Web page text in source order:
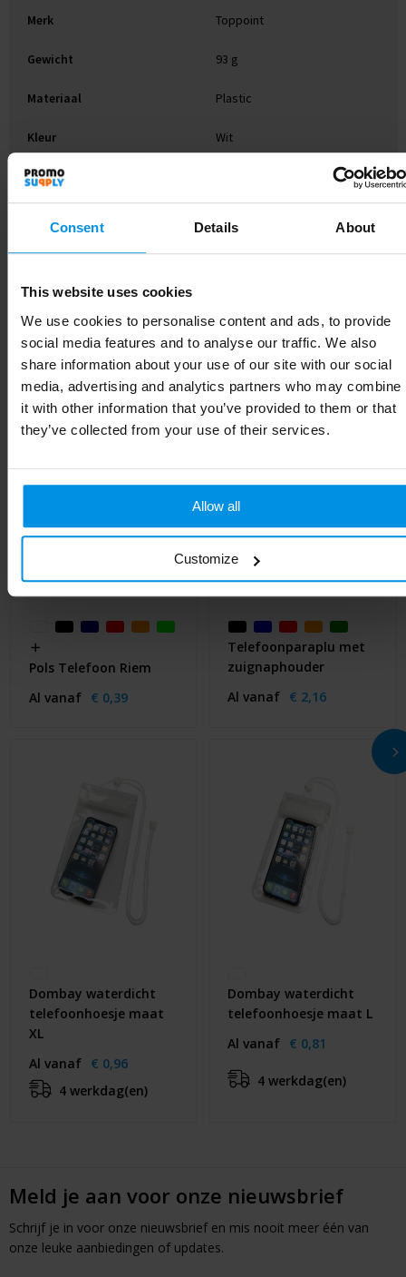
Consent Details About
This website uses cookies
We use cookies to personalise content and ads, to provide
social media features and to analyse our traffic. We also
share information about your use of our site with our social
media, advertising and analytics partners who may combine
it with other information that you’ve provided to them or that
they’ve collected from your use of their services.
Allow all
Customize
Merk Toppoint
Gewicht 93 g
Materiaal Plastic
Kleur Wit
Hoogte
Lengte 19.5 cm
Gerelateerde producten
Pols Telefoon Riem
Al vanaf € 0,39
Telefoonparaplu met
zuignaphouder
Al vanaf € 2,16
Dombay waterdicht
telefoonhoesje maat
XL
Al vanaf € 0,96
4 werkdag(en)
Dombay waterdicht
telefoonhoesje maat L
Al vanaf € 0,81
4 werkdag(en)
Meld je aan voor onze nieuwsbrief
Schrijf je in voor onze nieuwsbrief en mis nooit meer één van
onze leuke aanbiedingen of updates.